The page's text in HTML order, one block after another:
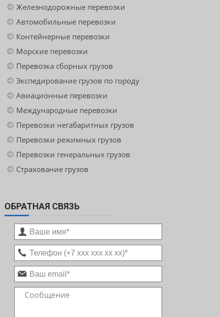
Железнодорожные перевозки
Автомобильные перевозки
Контейнерные перевозки
Морские перевозки
Перевозка сборных грузов
Экспедирование грузов по городу
Авиационные перевозки
Международные перевозки
Перевозки негабаритных грузов
Перевозки режимных грузов
Перевозки генеральных грузов
Страхование грузов
ОБРАТНАЯ СВЯЗЬ